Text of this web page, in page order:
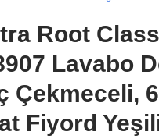
Root
Lavabo
Çekmeceli,
Fiyord